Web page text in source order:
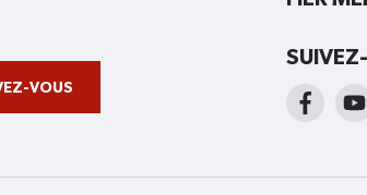
VOUS